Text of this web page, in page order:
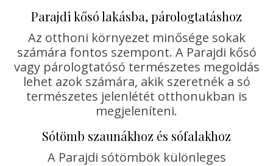
Parajdi kősó lakásba, párologtatáshoz
Az otthoni környezet minősége sokak
számára fontos szempont. A Parajdi kősó
vagy párologtatósó természetes megoldás
lehet azok számára, akik szeretnék a só
természetes jelenlétét otthonukban is
megjeleníteni.
Sótömb szaunákhoz és sófalakhoz
A Parajdi sótömbök különleges